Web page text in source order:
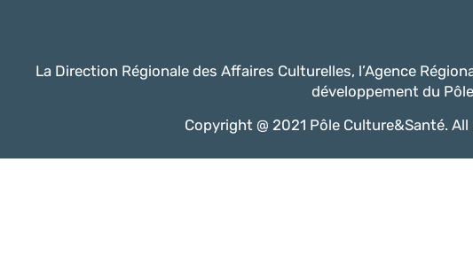
La Direction Régionale des Affaires Culturelles, l’Agence
développement du
Copyright @ 2021 Pôle Culture&Santé.